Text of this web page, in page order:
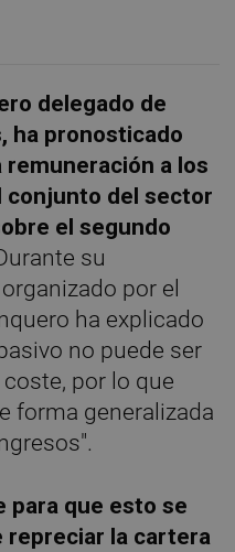
delegado de
ha pronosticado
a los
conjunto del sector
el segundo
su
por el
ha explicado
no puede ser
por lo que
forma generalizada
para que esto se
repreciar la cartera